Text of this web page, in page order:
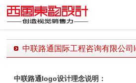
创造视觉销
中联路通国际工程咨询有限公司
中联路通logo设计理念说明：